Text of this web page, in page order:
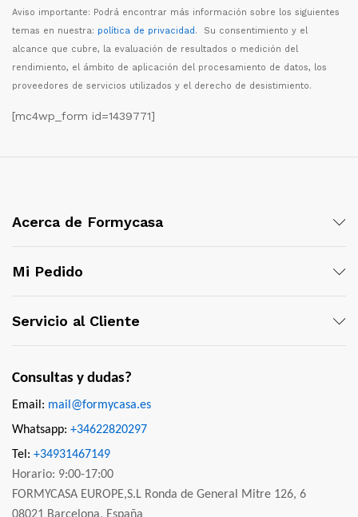
Aviso importante: Podrá encontrar más información sobre los siguientes
temas en nuestra: política de privacidad. Su consentimiento y el
alcance que cubre, la evaluación de resultados o medición del
rendimiento, el ámbito de aplicación del procesamiento de datos, los
proveedores de servicios utilizados y el derecho de desistimiento.
[mc4wp_form id=1439771]
Acerca de Formycasa
Mi Pedido
Servicio al Cliente
Consultas y dudas?
Email: mail@formycasa.es
Whatsapp: +34622820297
Tel: +34931467149
Horario: 9:00-17:00
FORMYCASA EUROPE,S.L Ronda de General Mitre 126, 6